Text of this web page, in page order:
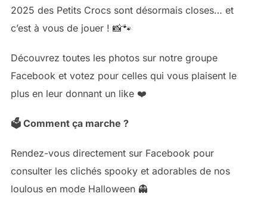
2025 des Petits Crocs sont désormais closes… et
c’est à vous de jouer ! 📸🐾
Découvrez toutes les photos sur notre groupe
Facebook et votez pour celles qui vous plaisent le
plus en leur donnant un like ❤️
🗳️ Comment ça marche ?
Rendez-vous directement sur Facebook pour
consulter les clichés spooky et adorables de nos
loulous en mode Halloween 👻